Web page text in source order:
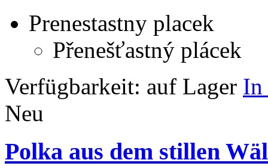
Prenestastny placek
Přenešťastný plácek
Verfügbarkeit: auf Lager In
Neu
Polka aus dem stillen